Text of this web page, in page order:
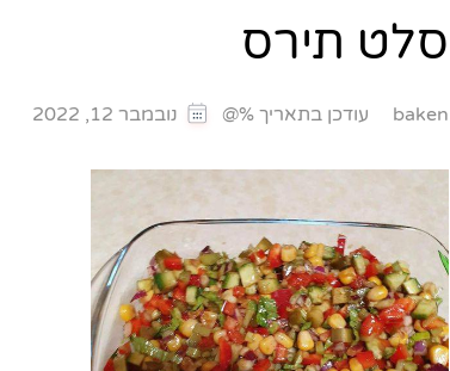
סלט תירס
baken עודכן בתאריך %@ נובמבר 12, 2022